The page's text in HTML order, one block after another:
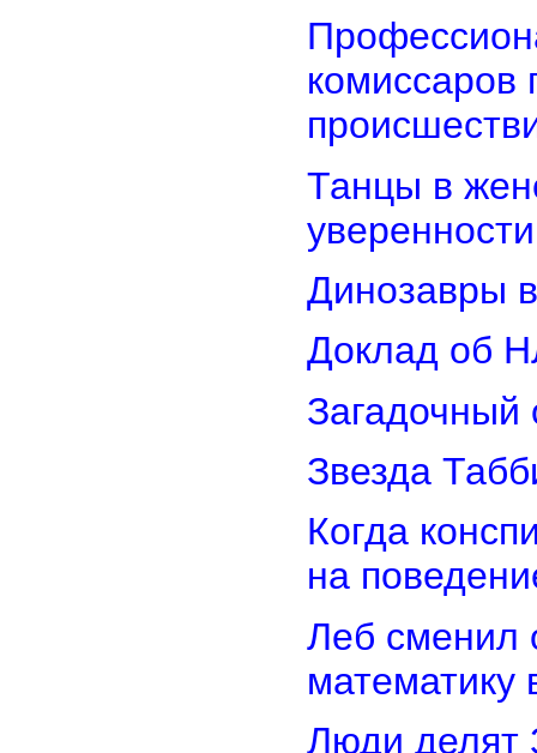
комиссаров
Танцы в
Динозавры
Доклад об
Загадочный
Звезда
Когда
на
Леб сменил
математику
Люди делят